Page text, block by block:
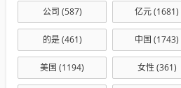
公司 (587) 亿元(1681)
的是(461) 中国 (1743)
美国 (1194) 女性 (361)